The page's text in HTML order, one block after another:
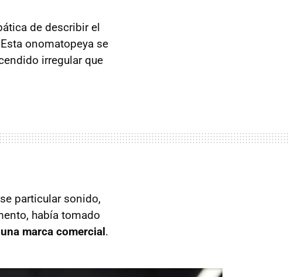
de describir el
onomatopeya se
irregular que
particular sonido,
había tomado
marca comercial.